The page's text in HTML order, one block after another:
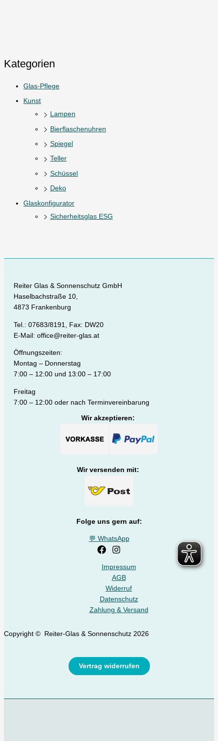
Kategorien
Glas-Pflege
Kunst
Lampen
Bierflaschenuhren
Spiegel
Teller
Schüssel
Deko
Glaskonfigurator
Sicherheitsglas ESG
Reiter Glas & Sonnenschutz GmbH
Haselbachstraße 10,
4873 Frankenburg
Tel.: 07683/8191, Fax: DW20
E-Mail: office@reiter-glas.at
Öffnungszeiten:
Montag – Donnerstag
7:00 – 12:00 und 13:00 – 17:00
Freitag
7:00 – 12:00 oder nach Terminvereinbarung
Wir akzeptieren:
Wir versenden mit:
Folge uns gern auf:
💬 WhatsApp
Impressum
AGB
Widerruf
Datenschutz
Zahlung & Versand
Copyright © Reiter-Glas & Sonnenschutz 2026
Vertrag widerrufen